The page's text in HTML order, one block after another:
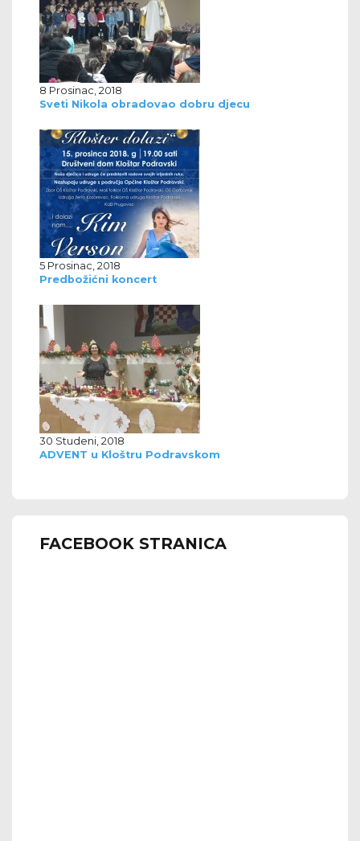
8 Prosinac, 2018
Sveti Nikola obradovao dobru djecu
5 Prosinac, 2018
Predbožićni koncert
30 Studeni, 2018
ADVENT u Kloštru Podravskom
FACEBOOK STRANICA